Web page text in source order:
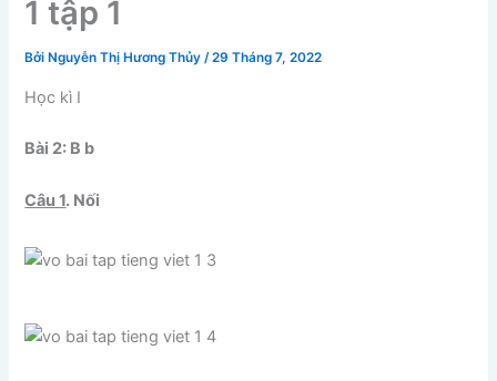
1 tập 1
Bởi Nguyễn Thị Hương Thủy/29 Tháng 7, 2022
Học kì I
Bài 2: B b
Câu 1. Nối